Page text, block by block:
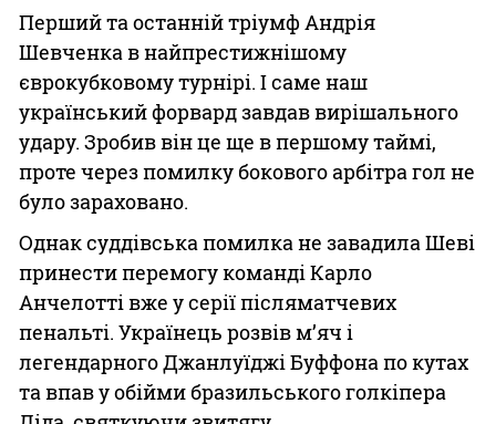
Перший та останній тріумф Андрія
Шевченка в найпрестижнішому
єврокубковому турнірі. І саме наш
український форвард завдав вирішального
удару. Зробив він це ще в першому таймі,
проте через помилку бокового арбітра гол не
було зараховано.
Однак суддівська помилка не завадила Шеві
принести перемогу команді Карло
Анчелотті вже у серії післяматчевих
пенальті. Українець розвів м’яч і
легендарного Джанлуїджі Буффона по кутах
та впав у обійми бразильського голкіпера